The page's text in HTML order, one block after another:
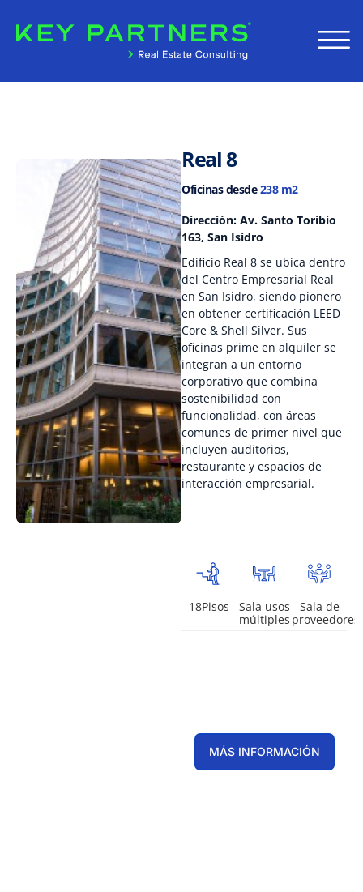
Real 8
Oficinas desde238 m2
Dirección: Av. Santo Toribio
163, San Isidro
Edificio Real 8 se ubica dentro
del Centro Empresarial Real
en San Isidro, siendo pionero
en obtener certificación LEED
Core & Shell Silver. Sus
oficinas prime en alquiler se
integran a un entorno
corporativo que combina
sostenibilidad con
funcionalidad, con áreas
comunes de primer nivel que
incluyen auditorios,
restaurante y espacios de
interacción empresarial.
18Pisos
Sala usos
múltiples
Sala de
proveedores
MÁS INFORMACIÓN